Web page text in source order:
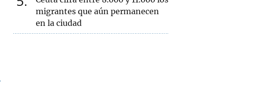
migrantes que aún permanecen
en la ciudad